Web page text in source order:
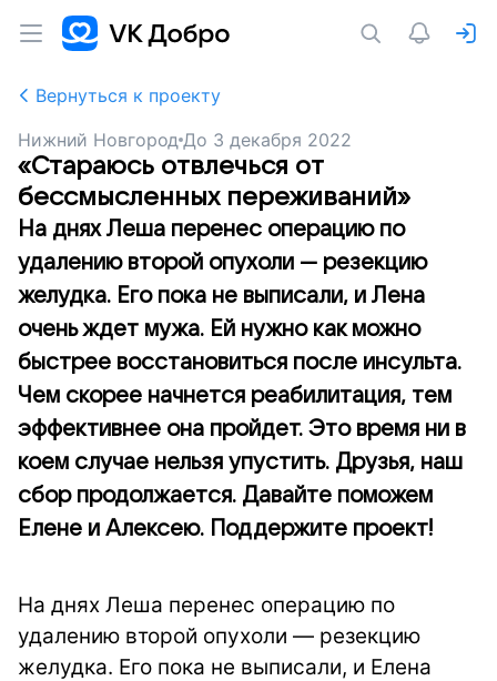
Вернуться к проекту
Нижний Новгород До 3 декабря 2022
«Стараюсь отвлечься от
бессмысленных переживаний»
На днях Леша перенес операцию по
удалению второй опухоли — резекцию
желудка. Его пока не выписали, и Лена
очень ждет мужа. Ей нужно как можно
быстрее восстановиться после инсульта.
Чем скорее начнется реабилитация, тем
эффективнее она пройдет. Это время ни в
коем случае нельзя упустить. Друзья, наш
сбор продолжается. Давайте поможем
Елене и Алексею. Поддержите проект!
На днях Леша перенес операцию по
удалению второй опухоли — резекцию
желудка. Его пока не выписали, и Елена